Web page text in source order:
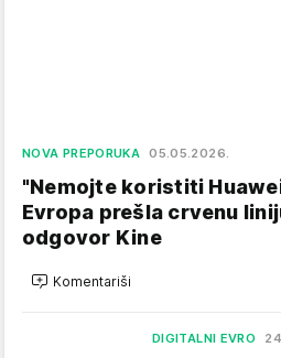
NOVA PREPORUKA 05.05.2026.
"Nemojte koristiti
Evropa prešla crvenu
odgovor Kine
Komentariši
DIGITALNI EVRO